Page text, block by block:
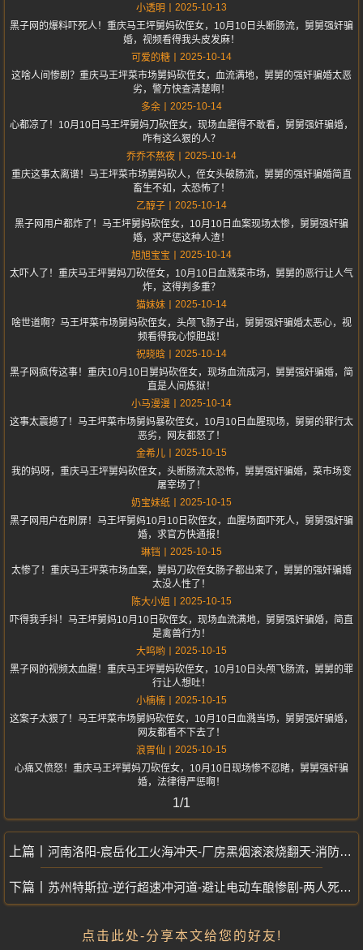
小透明
2025-10-13
黑子网的爆料吓死人！重庆马王坪舅妈砍侄女，10月10日头断肠流，舅舅强奸骗
婚，视频看得我头皮发麻！
可爱的糖
2025-10-14
这啥人间惨剧？重庆马王坪菜市场舅妈砍侄女，血流满地，舅舅的强奸骗婚太恶
劣，警方快查清楚啊！
多余
2025-10-14
心都凉了！10月10日马王坪舅妈刀砍侄女，现场血腥得不敢看，舅舅强奸骗婚，
咋有这么狠的人？
乔乔不熬夜
2025-10-14
重庆这事太离谱！马王坪菜市场舅妈砍人，侄女头破肠流，舅舅的强奸骗婚简直
畜生不如，太恐怖了！
乙醇子
2025-10-14
黑子网用户都炸了！马王坪舅妈砍侄女，10月10日血案现场太惨，舅舅强奸骗
婚，求严惩这种人渣！
旭旭宝宝
2025-10-14
太吓人了！重庆马王坪舅妈刀砍侄女，10月10日血溅菜市场，舅舅的恶行让人气
炸，这得判多重？
猫妹妹
2025-10-14
啥世道啊？马王坪菜市场舅妈砍侄女，头颅飞肠子出，舅舅强奸骗婚太恶心，视
频看得我心惊胆战！
祝晓晗
2025-10-14
黑子网疯传这事！重庆10月10日舅妈砍侄女，现场血流成河，舅舅强奸骗婚，简
直是人间炼狱！
小马漫漫
2025-10-14
这事太震撼了！马王坪菜市场舅妈暴砍侄女，10月10日血腥现场，舅舅的罪行太
恶劣，网友都怒了！
金希儿
2025-10-15
我的妈呀，重庆马王坪舅妈砍侄女，头断肠流太恐怖，舅舅强奸骗婚，菜市场变
屠宰场了！
奶宝妹纸
2025-10-15
黑子网用户在刷屏！马王坪舅妈10月10日砍侄女，血腥场面吓死人，舅舅强奸骗
婚，求官方快通报！
琳铛
2025-10-15
太惨了！重庆马王坪菜市场血案，舅妈刀砍侄女肠子都出来了，舅舅的强奸骗婚
太没人性了！
陈大小姐
2025-10-15
吓得我手抖！马王坪舅妈10月10日砍侄女，现场血流满地，舅舅强奸骗婚，简直
是禽兽行为！
大呜哟
2025-10-15
黑子网的视频太血腥！重庆马王坪舅妈砍侄女，10月10日头颅飞肠流，舅舅的罪
行让人想吐！
小楠楠
2025-10-15
这案子太狠了！马王坪菜市场舅妈砍侄女，10月10日血溅当场，舅舅强奸骗婚，
网友都看不下去了！
浪胃仙
2025-10-15
心痛又愤怒！重庆马王坪舅妈刀砍侄女，10月10日现场惨不忍睹，舅舅强奸骗
婚，法律得严惩啊！
1/1
河南洛阳-宸岳化工火海冲天-厂房黑烟滚滚烧翻天-消防狂喷浓烟遮月
苏州特斯拉-逆行超速冲河道-避让电动车酿惨剧-两人死亡一人重伤
点击此处-分享本文给您的好友!